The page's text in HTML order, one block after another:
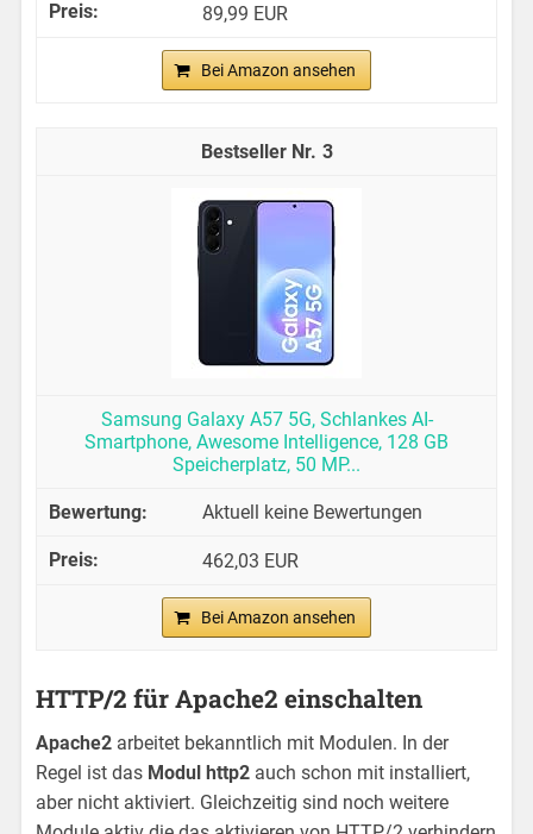
89,99 EUR
Bei Amazon ansehen
3
Samsung Galaxy A57 5G, Schlankes AI-
Smartphone, Awesome Intelligence, 128 GB
Speicherplatz, 50 MP...
Aktuell keine Bewertungen
462,03 EUR
Bei Amazon ansehen
HTTP/2 für Apache2 einschalten
Apache2 arbeitet bekanntlich mit Modulen. In der
Regel ist das Modul http2 auch schon mit installiert,
aber nicht aktiviert. Gleichzeitig sind noch weitere